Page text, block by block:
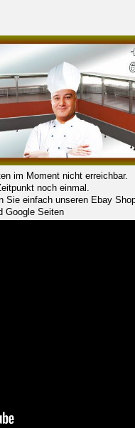
im Moment nicht erreichbar.
noch einmal.
Sie einfach unseren Ebay
Google Seiten